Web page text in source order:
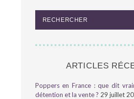
ARTICLES
Poppers en France : que dit
détention et la vente ? 29 juillet